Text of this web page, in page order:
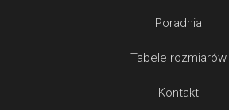
Poradnia
Tabele rozmiarów
Kontakt